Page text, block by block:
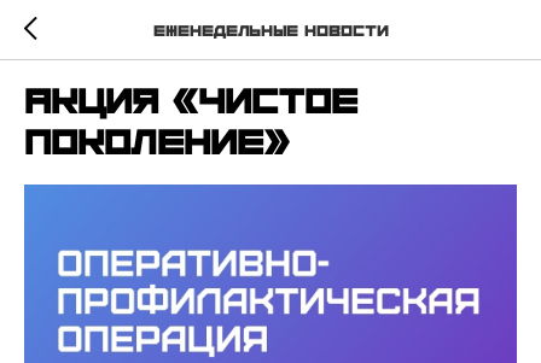
Еженедельные новости
Акция «Чистое
поколение»